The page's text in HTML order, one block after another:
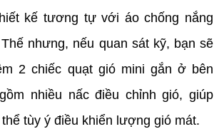
kế tương tự với áo chống nắng
nhưng, nếu quan sát kỹ, bạn sẽ
2 chiếc quạt gió mini gắn ở bên
nhiều nấc điều chỉnh gió, giúp
tùy ý điều khiển lượng gió mát.